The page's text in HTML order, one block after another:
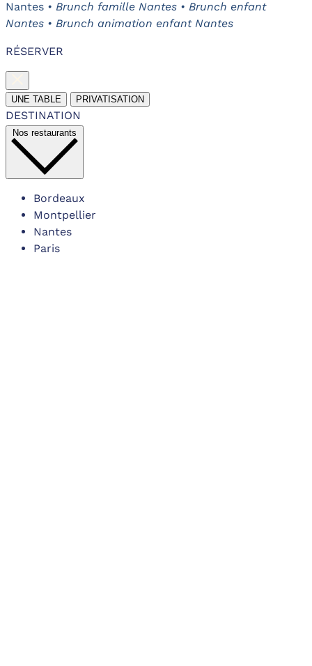
Nantes • Brunch famille Nantes • Brunch enfant
Nantes • Brunch animation enfant Nantes
RÉSERVER
UNE TABLE PRIVATISATION
DESTINATION
Nos restaurants
Bordeaux
Montpellier
Nantes
Paris